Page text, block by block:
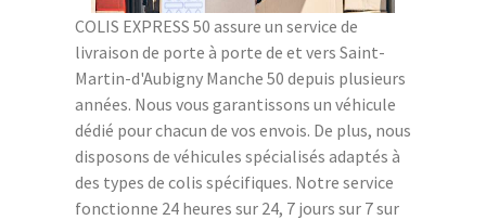
COLIS EXPRESS 50 assure un service de
livraison de porte à porte de et vers Saint-
Martin-d'Aubigny Manche 50 depuis plusieurs
années. Nous vous garantissons un véhicule
dédié pour chacun de vos envois. De plus, nous
disposons de véhicules spécialisés adaptés à
des types de colis spécifiques. Notre service
fonctionne 24 heures sur 24, 7 jours sur 7 sur